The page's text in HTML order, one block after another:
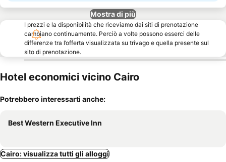
Mostra di più
I prezzi e la disponibilità che riceviamo dai siti di prenotazione
cambiano continuamente. Perciò a volte possono esserci delle
differenze tra l’offerta visualizzata su trivago e quella presente sul
sito di prenotazione.
Hotel economici vicino Cairo
Potrebbero interessarti anche:
Best Western Executive Inn
Cairo: visualizza tutti gli alloggi